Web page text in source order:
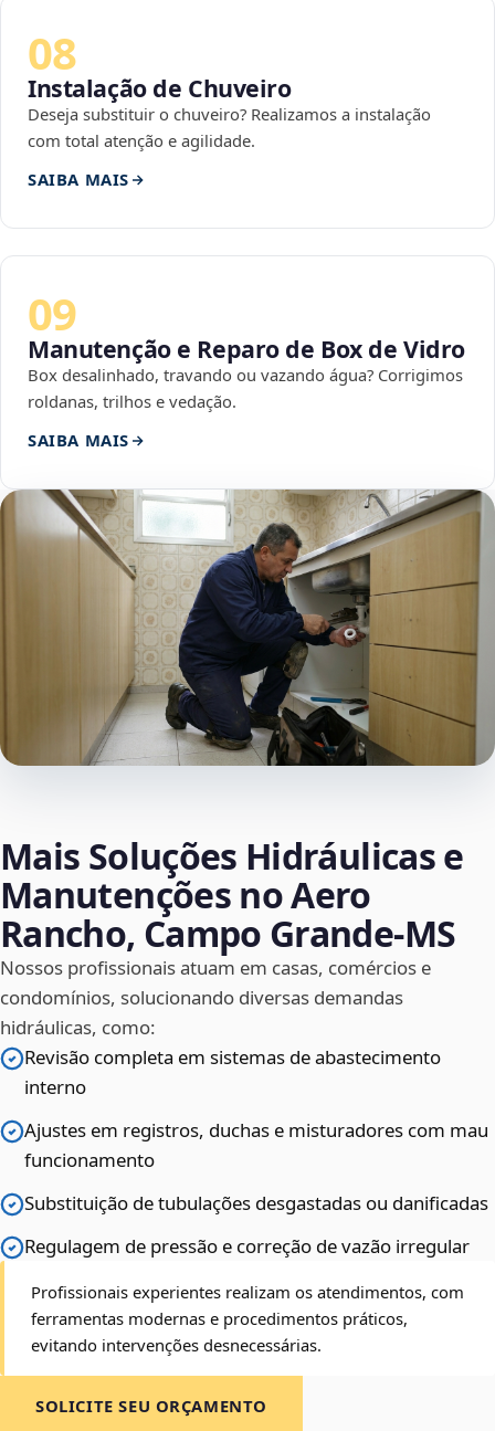
08
Instalação de Chuveiro
Deseja substituir o chuveiro? Realizamos a instalação
com total atenção e agilidade.
SAIBA MAIS
09
Manutenção e Reparo de Box de Vidro
Box desalinhado, travando ou vazando água? Corrigimos
roldanas, trilhos e vedação.
SAIBA MAIS
Mais Soluções Hidráulicas e
Manutenções no Aero
Rancho, Campo Grande‑MS
Nossos profissionais atuam em casas, comércios e
condomínios, solucionando diversas demandas
hidráulicas, como:
Revisão completa em sistemas de abastecimento
interno
Ajustes em registros, duchas e misturadores com mau
funcionamento
Substituição de tubulações desgastadas ou danificadas
Regulagem de pressão e correção de vazão irregular
Profissionais experientes realizam os atendimentos, com
ferramentas modernas e procedimentos práticos,
evitando intervenções desnecessárias.
SOLICITE SEU ORÇAMENTO